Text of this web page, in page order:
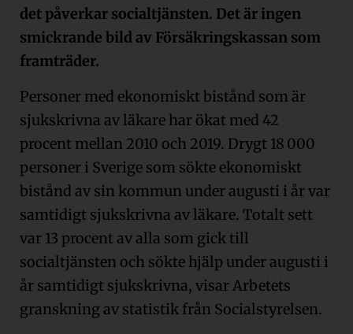
det påverkar socialtjänsten. Det är ingen
smickrande bild av Försäkringskassan som
framträder.
Personer med ekonomiskt bistånd som är
sjukskrivna av läkare har ökat med 42
procent mellan 2010 och 2019. Drygt 18 000
personer i Sverige som sökte ekonomiskt
bistånd av sin kommun under augusti i år var
samtidigt sjukskrivna av läkare. Totalt sett
var 13 procent av alla som gick till
socialtjänsten och sökte hjälp under augusti i
år samtidigt sjukskrivna, visar Arbetets
granskning av statistik från Socialstyrelsen.